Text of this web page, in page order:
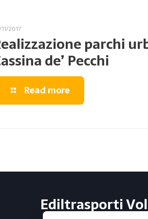
2017
parchi
de’ Pecchi
Read more
Ediltrasporti